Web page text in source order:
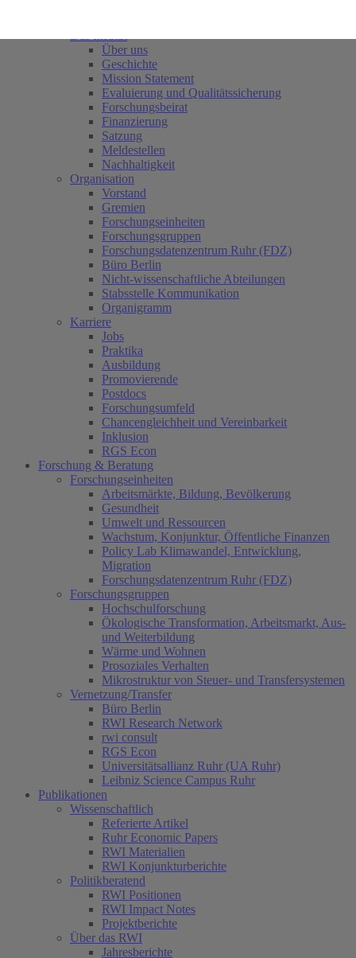
Über uns
Geschichte
Mission Statement
Evaluierung und Qualitätssicherung
Forschungsbeirat
Finanzierung
Satzung
Meldestellen
Nachhaltigkeit
Organisation
Vorstand
Gremien
Forschungseinheiten
Forschungsgruppen
Forschungsdatenzentrum Ruhr (FDZ)
Büro Berlin
Nicht-wissenschaftliche Abteilungen
Stabsstelle Kommunikation
Organigramm
Karriere
Jobs
Praktika
Ausbildung
Promovierende
Postdocs
Forschungsumfeld
Chancengleichheit und Vereinbarkeit
Inklusion
RGS Econ
Forschung & Beratung
Forschungseinheiten
Arbeitsmärkte, Bildung, Bevölkerung
Gesundheit
Umwelt und Ressourcen
Wachstum, Konjunktur, Öffentliche Finanzen
Policy Lab Klimawandel, Entwicklung,
Migration
Forschungsdatenzentrum Ruhr (FDZ)
Forschungsgruppen
Hochschulforschung
Ökologische Transformation, Arbeitsmarkt, Aus-
und Weiterbildung
Wärme und Wohnen
Prosoziales Verhalten
Mikrostruktur von Steuer- und Transfersystemen
Vernetzung/Transfer
Büro Berlin
RWI Research Network
rwi consult
RGS Econ
Universitätsallianz Ruhr (UA Ruhr)
Leibniz Science Campus Ruhr
Publikationen
Wissenschaftlich
Referierte Artikel
Ruhr Economic Papers
RWI Materialien
RWI Konjunkturberichte
Politikberatend
RWI Positionen
RWI Impact Notes
Projektberichte
Über das RWI
Jahresberichte